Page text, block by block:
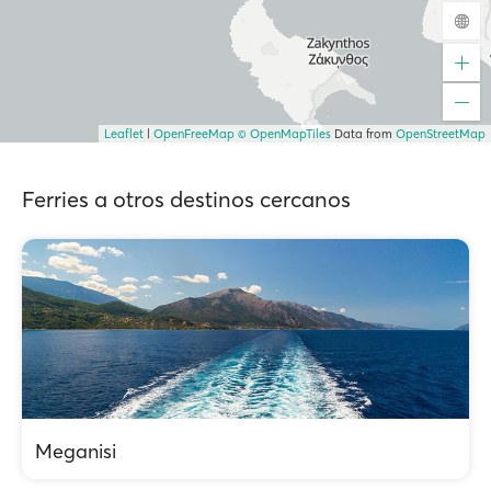
Leaflet OpenFreeMap © OpenMapTiles Data from OpenStreetMap
Ferries a otros destinos cercanos
Meganisi